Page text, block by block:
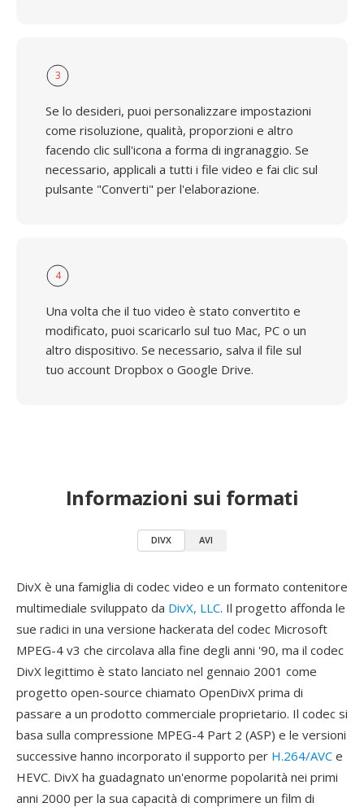
3
Se lo desideri, puoi personalizzare impostazioni
come risoluzione, qualità, proporzioni e altro
facendo clic sull'icona a forma di ingranaggio. Se
necessario, applicali a tutti i file video e fai clic sul
pulsante "Converti" per l'elaborazione.
4
Una volta che il tuo video è stato convertito e
modificato, puoi scaricarlo sul tuo Mac, PC o un
altro dispositivo. Se necessario, salva il file sul
tuo account Dropbox o Google Drive.
Informazioni sui formati
DIVX AVI
DivX è una famiglia di codec video e un formato contenitore
multimediale sviluppato da DivX, LLC. Il progetto affonda le
sue radici in una versione hackerata del codec Microsoft
MPEG-4 v3 che circolava alla fine degli anni '90, ma il codec
DivX legittimo è stato lanciato nel gennaio 2001 come
progetto open-source chiamato OpenDivX prima di
passare a un prodotto commerciale proprietario. Il codec si
basa sulla compressione MPEG-4 Part 2 (ASP) e le versioni
successive hanno incorporato il supporto per H.264/AVC e
HEVC. DivX ha guadagnato un'enorme popolarità nei primi
anni 2000 per la sua capacità di comprimere un film di